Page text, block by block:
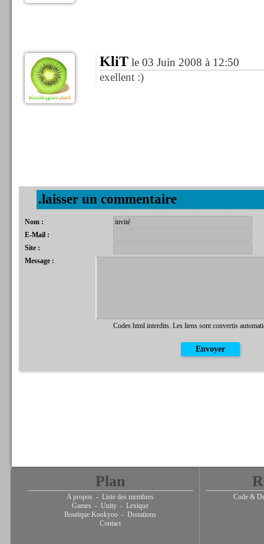
KliTle 03 Juin 2008 à 12:50
exellent :)
.laisser un commentaire
Nom :
E-Mail :
Site :
Message :
Codes html interdits. Les liens sont convertis
Plan
A propos - Liste des membres
Games - Unity - Lexique
Boutique Kookyoo - Donations
Contact
Code &